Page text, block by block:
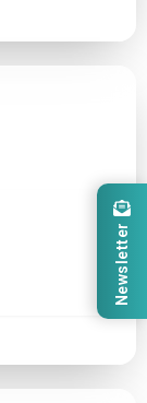
Newsletter